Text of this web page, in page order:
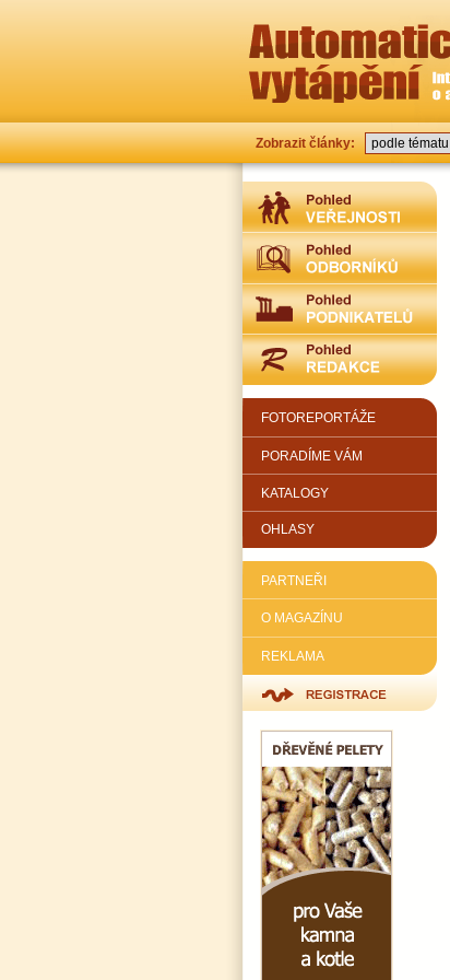
Zobrazit články:
FOTOREPORTÁŽE
PORADÍME VÁM
KATALOGY
OHLASY
PARTNEŘI
O MAGAZÍNU
REKLAMA